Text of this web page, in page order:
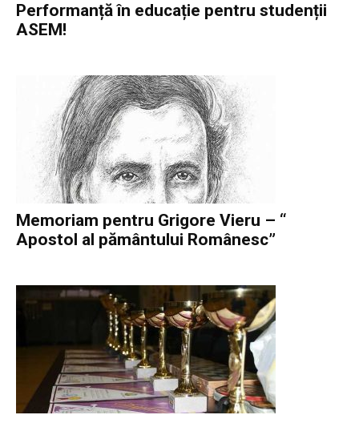
Performanță în educație pentru studenții
ASEM!
Memoriam pentru Grigore Vieru – “
Apostol al pământului Românesc”